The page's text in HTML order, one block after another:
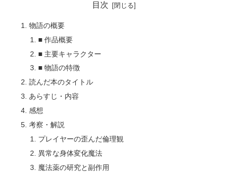
目次
物語の概要
■ 作品概要
■ 主要キャラクター
■ 物語の特徴
読んだ本のタイトル
あらすじ・内容
感想
考察・解説
プレイヤーの歪んだ倫理観
異常な身体変化魔法
魔法薬の研究と副作用